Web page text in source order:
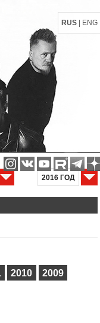
RUS ENG
2016 ГОД
2010
2009